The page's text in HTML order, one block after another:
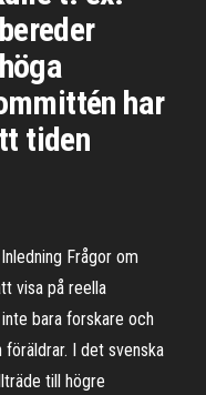
har
tiden
Frågor om
visa på reella
bara forskare och
föräldrar. I det svenska
till högre